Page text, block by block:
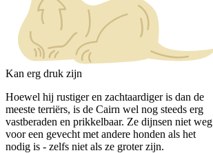
Kan erg druk zijn
Hoewel hij rustiger en zachtaardiger is dan de
meeste terriërs, is de Cairn wel nog steeds erg
vastberaden en prikkelbaar. Ze dijnsen niet weg
voor een gevecht met andere honden als het
nodig is - zelfs niet als ze groter zijn.